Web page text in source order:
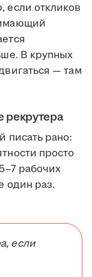
откликов
В крупных
— там
рекрутера
писать рано:
просто
рабочих
один раз.
если